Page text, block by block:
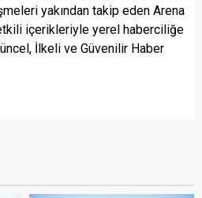
yakından takip eden Arena
içerikleriyle yerel haberciliğe
İlkeli ve Güvenilir Haber